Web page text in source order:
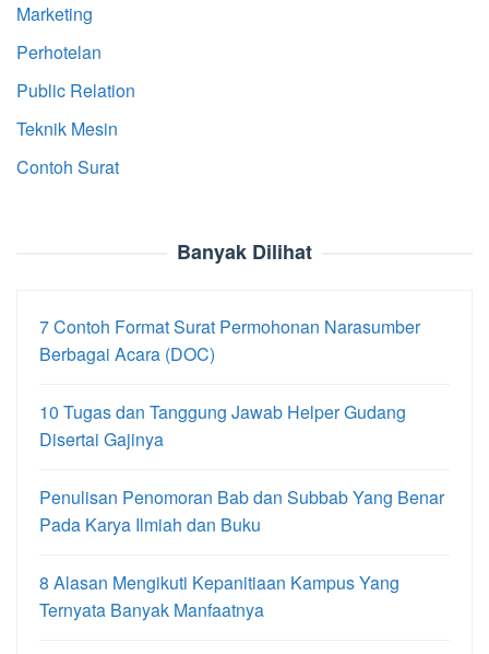
Marketing
Perhotelan
Public Relation
Teknik Mesin
Contoh Surat
Banyak Dilihat
7 Contoh Format Surat Permohonan Narasumber
Berbagai Acara (DOC)
10 Tugas dan Tanggung Jawab Helper Gudang
Disertai Gajinya
Penulisan Penomoran Bab dan Subbab Yang Benar
Pada Karya Ilmiah dan Buku
8 Alasan Mengikuti Kepanitiaan Kampus Yang
Ternyata Banyak Manfaatnya